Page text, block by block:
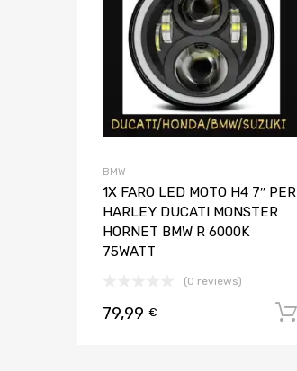
BMW
1X FARO LED MOTO H4 7″ PER
HARLEY DUCATI MONSTER
HORNET BMW R 6000K
75WATT
(0 reviews)
79,99 €